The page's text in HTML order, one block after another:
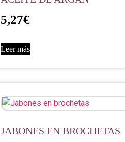
5,27€
Leer más
JABONES EN BROCHETAS